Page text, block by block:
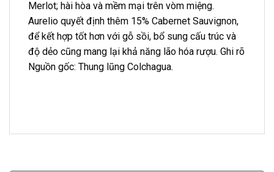
Merlot; hài hòa và mềm mại trên vòm miệng.
Aurelio quyết định thêm 15% Cabernet Sauvignon,
để kết hợp tốt hơn với gỗ sồi, bổ sung cấu trúc và
độ dẻo cũng mang lại khả năng lão hóa rượu. Ghi rõ
Nguồn gốc: Thung lũng Colchagua.